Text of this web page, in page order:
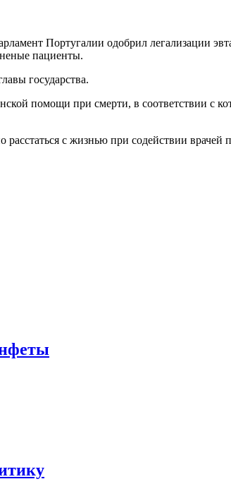
Португалии одобрил легализации
пациенты.
государства.
помощи при смерти, в соответствии с
с жизнью при содействии врачей